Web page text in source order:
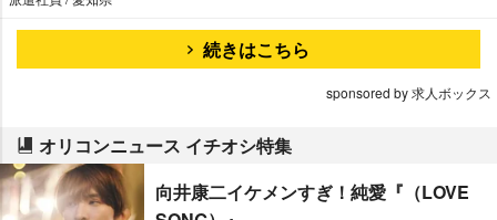
続きはこちら
sponsored by 求人ボックス
オリコンニュース イチオシ特集
向井康二イケメンすぎ！純愛『（LOVE